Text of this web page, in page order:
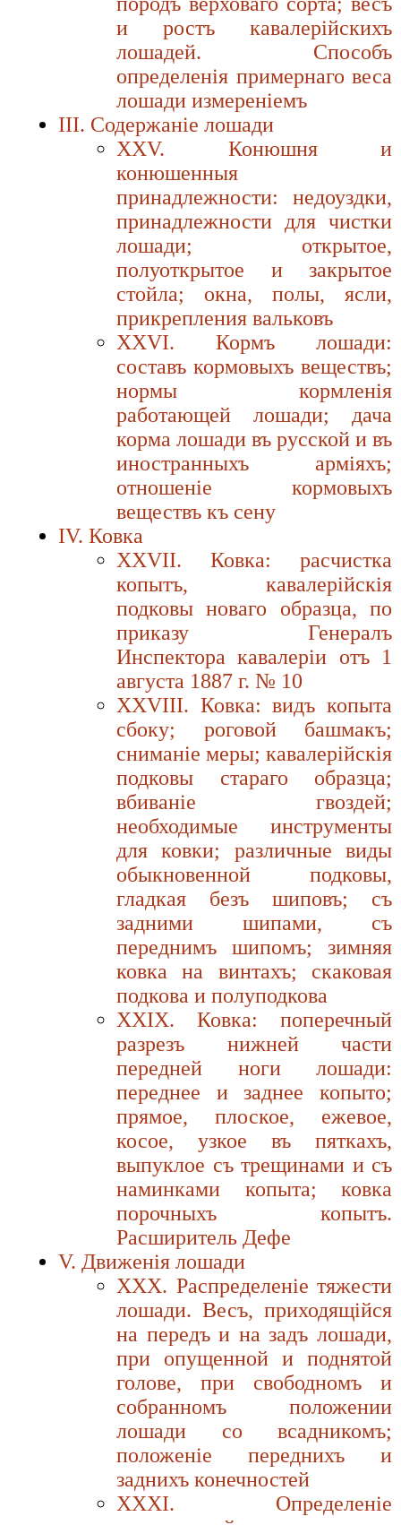
и ростъ кавалерiйскихъ
лошадей. Способъ
определенiя примернаго веса
лошади измеренiемъ
III. Содержанiе лошади
XXV. Конюшня и
конюшенныя
принадлежности: недоуздки,
принадлежности для чистки
лошади; открытое,
полуоткрытое и закрытое
стойла; окна, полы, ясли,
прикрепления вальковъ
XXVI. Кормъ лошади:
составъ кормовыхъ веществъ;
нормы кормленiя
работающей лошади; дача
корма лошади въ русской и въ
иностранныхъ армiяхъ;
отношенiе кормовыхъ
веществъ къ сену
IV. Ковка
XXVII. Ковка: расчистка
копытъ, кавалерiйскiя
подковы новаго образца, по
приказу Генералъ
Инспектора кавалерiи отъ 1
августа 1887 г. № 10
XXVIII. Ковка: видъ копыта
сбоку; роговой башмакъ;
сниманiе меры; кавалерiйскiя
подковы стараго образца;
вбиванiе гвоздей;
необходимые инструменты
для ковки; различные виды
обыкновенной подковы,
гладкая безъ шиповъ; съ
задними шипами, съ
переднимъ шипомъ; зимняя
ковка на винтахъ; скаковая
подкова и полуподкова
XXIX. Ковка: поперечный
разрезъ нижней части
передней ноги лошади:
переднее и заднее копыто;
прямое, плоское, ежевое,
косое, узкое въ пяткахъ,
выпуклое съ трещинами и съ
наминками копыта; ковка
порочныхъ копытъ.
Расширитель Дефе
V. Движенiя лошади
XXX. Распределенiе тяжести
лошади. Весъ, приходящiйся
на передъ и на задъ лошади,
при опущенной и поднятой
голове, при свободномъ и
собранномъ положении
лошади со всадникомъ;
положенiе переднихъ и
заднихъ конечностей
XXXI. Определенiе